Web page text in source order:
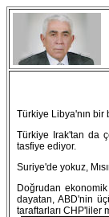
Türkiye Libya'nın bir
Türkiye Irak'tan da
tasfiye ediyor.
Suriye'de yokuz,
Doğrudan ekonomik
dayatan, ABD'nin
taraftarları CHP'liler